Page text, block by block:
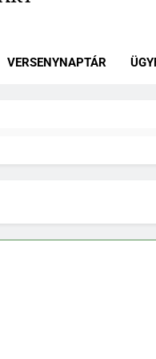
VERSENYNAPTÁR